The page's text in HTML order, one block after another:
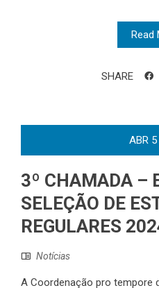
Read
SHARE
ABR 5
3º CHAMADA –
SELEÇÃO DE
REGULARES
Notícias
A Coordenação pro tempore